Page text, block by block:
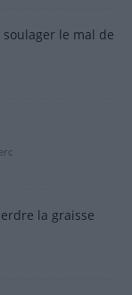
le mal de
la graisse